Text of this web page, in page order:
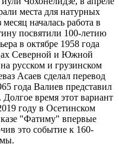
места для натурных
началась работа в
посвятили 100-летию
в октябре 1958 года
Северной и Южной
русском и грузинском
Асаев сделал перевод
года Валиев представил
время этот вариант
году в Осетинском
"Фатиму" впервые
это событие к 160-